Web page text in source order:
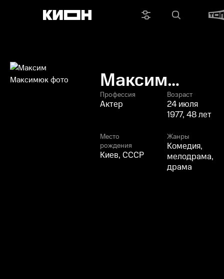
Максим
Максимюк
Профессия
Актер
Возраст
24 июля
1977, 48 лет
Место
рождения
Киев, СССР
Жанры
Комедия,
мелодрама,
драма